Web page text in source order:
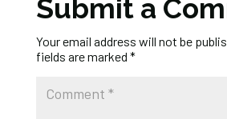
Submit a
Your email address will not be
fields are marked *